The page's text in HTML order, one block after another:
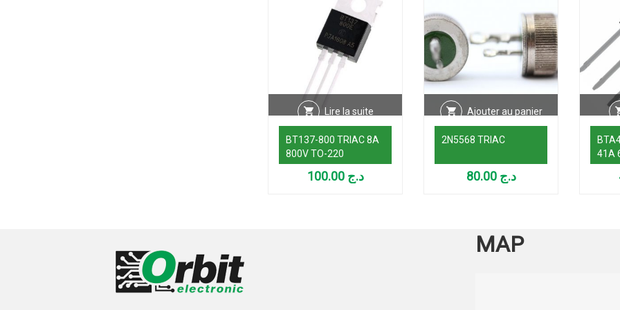
Lire la suite
BT137-800 TRIAC 8A
800V TO-220
د.ج 100.00
Ajouter au panier
2N5568 TRIAC
د.ج 80.00
41A
MAP